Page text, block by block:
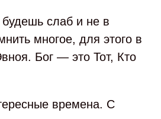
слаб и не в
многое, для этого в
Бог — это Тот, Кто
времена. С